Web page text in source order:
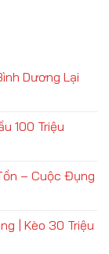
Dương Lại
100 Triệu
– Cuộc Đụng
| Kèo 30 Triệu